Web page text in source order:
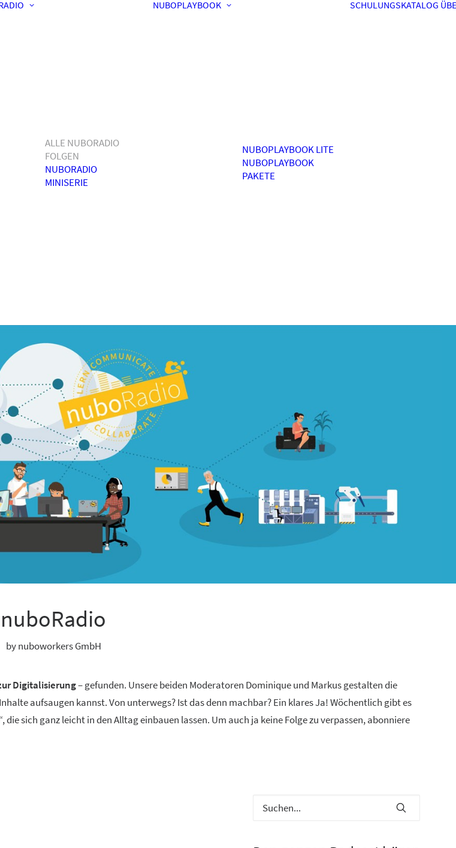
ALLE NUBORADIO
FOLGEN
NUBORADIO
MINISERIE
NUBOPLAYBOOK
NUBOPLAYBOOK LITE
NUBOPLAYBOOK
PAKETE
SCHULUNGSKATALOG
nuboRadio
by nuboworkers GmbH
Digitalisierung– gefunden. Unsere beiden Moderatoren Dominique und Markus gestalten die
aufsaugen kannst. Von unterwegs? Ist das denn machbar? Ein klares Ja! Wöchentlich gibt es
sich ganz leicht in den Alltag einbauen lassen. Um auch ja keine Folge zu verpassen, abonniere